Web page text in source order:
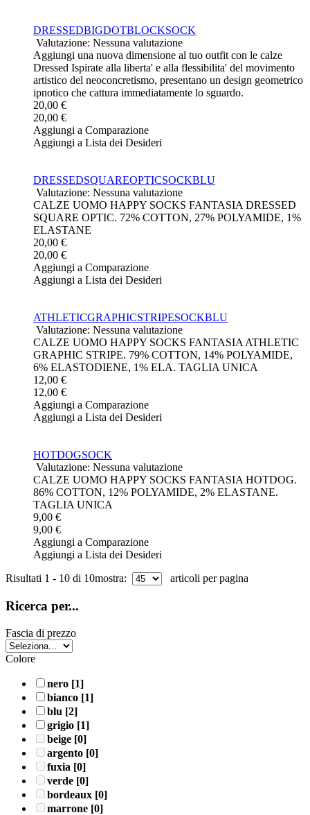
DRESSEDBIGDOTBLOCKSOCK
Valutazione: Nessuna valutazione
Aggiungi una nuova dimensione al tuo outfit con le calze
Dressed Ispirate alla liberta' e alla flessibilita' del movimento
artistico del neoconcretismo, presentano un design geometrico
ipnotico che cattura immediatamente lo sguardo.
20,00 €
20,00 €
Aggiungi a Comparazione
Aggiungi a Lista dei Desideri
DRESSEDSQUAREOPTICSOCKBLU
Valutazione: Nessuna valutazione
CALZE UOMO HAPPY SOCKS FANTASIA DRESSED
SQUARE OPTIC. 72% COTTON, 27% POLYAMIDE, 1%
ELASTANE
20,00 €
20,00 €
Aggiungi a Comparazione
Aggiungi a Lista dei Desideri
ATHLETICGRAPHICSTRIPESOCKBLU
Valutazione: Nessuna valutazione
CALZE UOMO HAPPY SOCKS FANTASIA ATHLETIC
GRAPHIC STRIPE. 79% COTTON, 14% POLYAMIDE,
6% ELASTODIENE, 1% ELA. TAGLIA UNICA
12,00 €
12,00 €
Aggiungi a Comparazione
Aggiungi a Lista dei Desideri
HOTDOGSOCK
Valutazione: Nessuna valutazione
CALZE UOMO HAPPY SOCKS FANTASIA HOTDOG.
86% COTTON, 12% POLYAMIDE, 2% ELASTANE.
TAGLIA UNICA
9,00 €
9,00 €
Aggiungi a Comparazione
Aggiungi a Lista dei Desideri
Risultati 1 - 10 di 10mostra: articoli per pagina
Ricerca per...
Fascia di prezzo
Colore
nero [1]
bianco [1]
blu [2]
grigio [1]
beige [0]
argento [0]
fuxia [0]
verde [0]
bordeaux [0]
marrone [0]